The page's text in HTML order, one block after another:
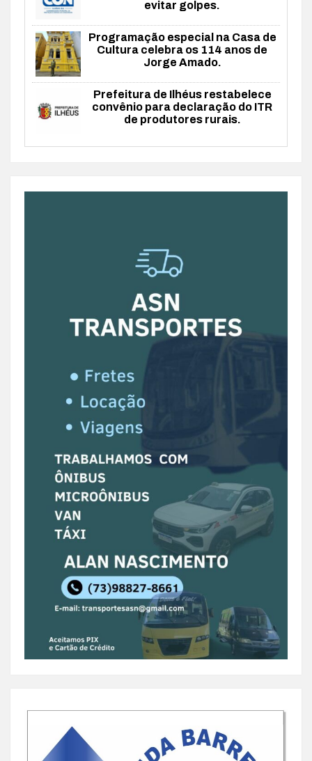
evitar golpes.
Programação especial na Casa de
Cultura celebra os 114 anos de
Jorge Amado.
Prefeitura de Ilhéus restabelece
convênio para declaração do ITR
de produtores rurais.